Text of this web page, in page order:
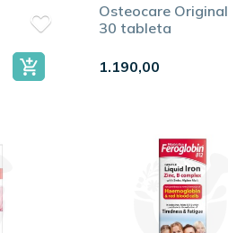
Osteocare Original
30 tableta
1.190,00